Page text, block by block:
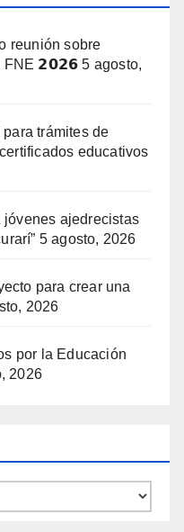
reunión sobre
FNE 𝟮𝟬𝟮𝟲 5 agosto,
trámites de
educativos
jóvenes ajedrecistas
5 agosto, 2026
para crear una
2026
por la Educación
2026